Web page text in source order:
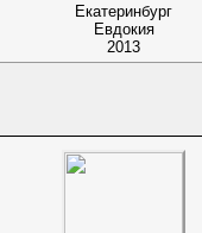
Екатеринбург
Евдокия
2013